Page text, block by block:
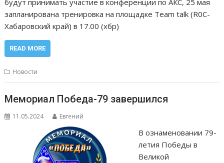
запланирована тренировка на площадке Team talk (R0C-
Хабаровский край) в 17.00 (хбр)
READ MORE
Новости
Мемориал Победа-79 завершился
11.05.2024 Евгений
В ознаменовании 79-
летия Победы в
Великой